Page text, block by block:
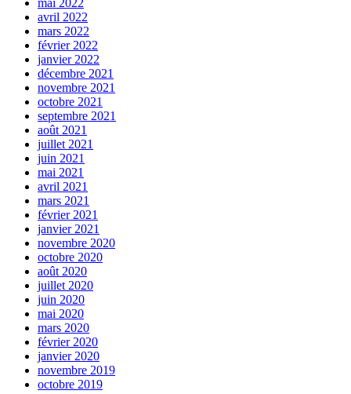
mai 2022
avril 2022
mars 2022
février 2022
janvier 2022
décembre 2021
novembre 2021
octobre 2021
septembre 2021
août 2021
juillet 2021
juin 2021
mai 2021
avril 2021
mars 2021
février 2021
janvier 2021
novembre 2020
octobre 2020
août 2020
juillet 2020
juin 2020
mai 2020
mars 2020
février 2020
janvier 2020
novembre 2019
octobre 2019